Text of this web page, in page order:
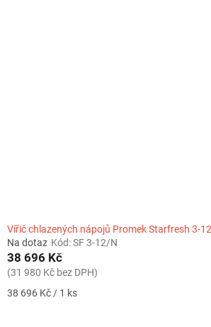
Vířič chlazených nápojů Promek Starfresh 3-
Na dotaz Kód:SF 3-12/N
38 696 Kč
(31 980 Kč bez DPH)
Měrná
38 696 Kč / 1 ks